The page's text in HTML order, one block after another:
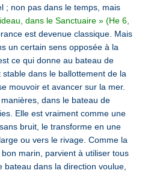
; non pas dans le temps, mais
dans le Sanctuaire » (He 6,
est devenue classique. Mais
un certain sens opposée à la
ce qui donne au bateau de
stable dans le ballottement de la
mouvoir et avancer sur la mer.
dans le bateau de
Elle est vraiment comme une
bruit, le transforme en une
ou vers le rivage. Comme la
marin, parvient à utiliser tous
bateau dans la direction voulue,